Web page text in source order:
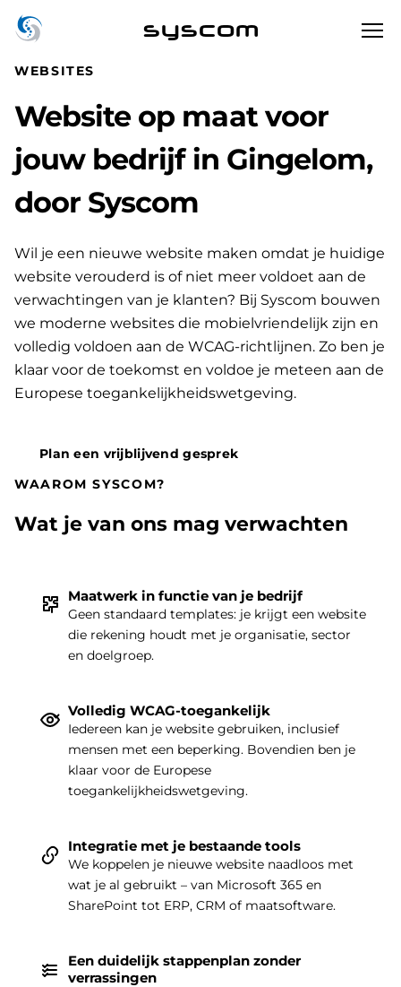
syscom
|
WEBSITES
Website op maat voor
jouw bedrijf in Gingelom,
door Syscom
Wil je een nieuwe website maken omdat je huidige
website verouderd is of niet meer voldoet aan de
verwachtingen van je klanten? Bij Syscom bouwen
we moderne websites die mobielvriendelijk zijn en
volledig voldoen aan de WCAG-richtlijnen. Zo ben je
klaar voor de toekomst en voldoe je meteen aan de
Europese toegankelijkheidswetgeving.
Plan een vrijblijvend gesprek
WAAROM SYSCOM?
Wat je van ons mag verwachten
Maatwerk in functie van je bedrijf
Geen standaard templates: je krijgt een website
die rekening houdt met je organisatie, sector
en doelgroep.
Volledig WCAG-toegankelijk
Iedereen kan je website gebruiken, inclusief
mensen met een beperking. Bovendien ben je
klaar voor de Europese
toegankelijkheidswetgeving.
Integratie met je bestaande tools
We koppelen je nieuwe website naadloos met
wat je al gebruikt – van Microsoft 365 en
SharePoint tot ERP, CRM of maatsoftware.
Een duidelijk stappenplan zonder
verrassingen